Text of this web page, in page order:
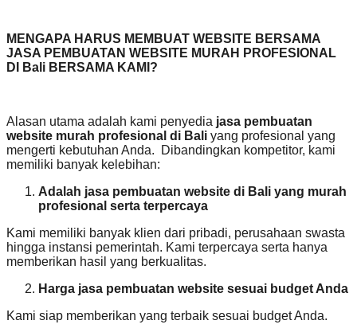
MENGAPA HARUS MEMBUAT WEBSITE BERSAMA
JASA PEMBUATAN WEBSITE MURAH PROFESIONAL
DI Bali BERSAMA KAMI?
Alasan utama adalah kami penyedia jasa pembuatan
website murah profesional di Bali yang profesional yang
mengerti kebutuhan Anda. Dibandingkan kompetitor, kami
memiliki banyak kelebihan:
Adalah jasa pembuatan website di Bali yang murah
profesional serta terpercaya
Kami memiliki banyak klien dari pribadi, perusahaan swasta
hingga instansi pemerintah. Kami terpercaya serta hanya
memberikan hasil yang berkualitas.
Harga jasa pembuatan website sesuai budget Anda
Kami siap memberikan yang terbaik sesuai budget Anda.